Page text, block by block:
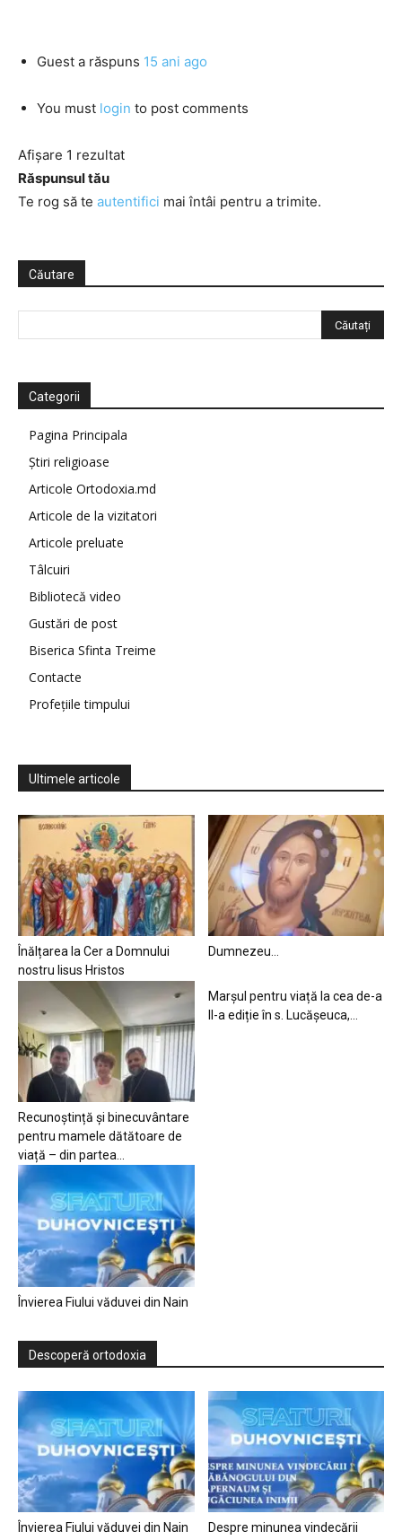
Guest a răspuns 15 ani ago
You must login to post comments
Afișare 1 rezultat
Răspunsul tău
Te rog să te autentifici mai întâi pentru a trimite.
Căutare
Categorii
Pagina Principala
Știri religioase
Articole Ortodoxia.md
Articole de la vizitatori
Articole preluate
Tâlcuiri
Bibliotecă video
Gustări de post
Biserica Sfinta Treime
Contacte
Profețiile timpului
Ultimele articole
Înălțarea la Cer a Domnului
nostru Iisus Hristos
Dumnezeu…
Recunoștință și binecuvântare
pentru mamele dătătoare de
viață – din partea...
Marșul pentru viață la cea de-a
II-a ediție în s. Lucășeuca,...
Învierea Fiului văduvei din Nain
Descoperă ortodoxia
Învierea Fiului văduvei din Nain
Despre minunea vindecării